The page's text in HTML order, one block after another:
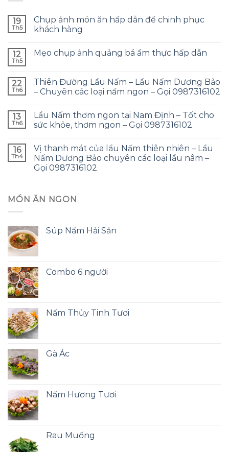
19
Th5
Chụp ảnh món ăn hấp dẫn để chinh phục
khách hàng
12
Th5
Mẹo chụp ảnh quảng bá ẩm thực hấp dẫn
22
Th6
Thiên Đường Lẩu Nấm – Lẩu Nấm Dương Bảo
– Chuyên các loại nấm ngon – Gọi 0987316102
13
Th6
Lẩu Nấm thơm ngon tại Nam Định – Tốt cho
sức khỏe, thơm ngon – Gọi 0987316102
16
Th4
Vị thanh mát của lẩu Nấm thiên nhiên – Lẩu
Nấm Dương Bảo chuyên các loại lẩu nâm –
Gọi 0987316102
MÓN ĂN NGON
Súp Nấm Hải Sản
Combo 6 người
Nấm Thủy Tinh Tươi
Gà Ác
Nấm Hương Tươi
Rau Muống